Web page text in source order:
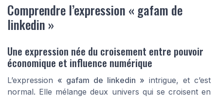
Comprendre l’expression « gafam de
linkedin »
Une expression née du croisement entre pouvoir
économique et influence numérique
L’expression « gafam de linkedin » intrigue, et c’est
normal. Elle mélange deux univers qui se croisent en